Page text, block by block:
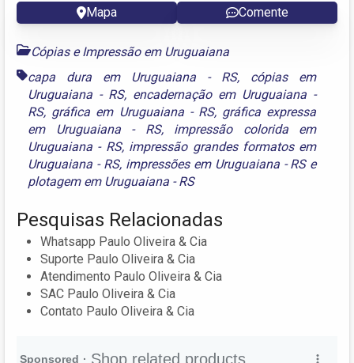
Mapa Comente
Cópias e Impressão em Uruguaiana
capa dura em Uruguaiana - RS, cópias em
Uruguaiana - RS, encadernação em Uruguaiana -
RS, gráfica em Uruguaiana - RS, gráfica expressa
em Uruguaiana - RS, impressão colorida em
Uruguaiana - RS, impressão grandes formatos em
Uruguaiana - RS, impressões em Uruguaiana - RSe
plotagem em Uruguaiana - RS
Pesquisas Relacionadas
Whatsapp Paulo Oliveira & Cia
Suporte Paulo Oliveira & Cia
Atendimento Paulo Oliveira & Cia
SAC Paulo Oliveira & Cia
Contato Paulo Oliveira & Cia